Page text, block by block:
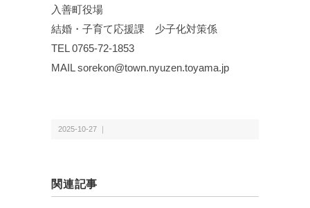
入善町役場
結婚・子育て応援課 少子化対策係
TEL 0765-72-1853
MAIL sorekon@town.nyuzen.toyama.jp
2025-10-27 ｜
関連記事